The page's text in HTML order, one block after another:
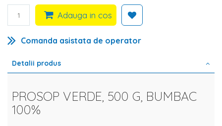
Adauga in cos
Comanda asistata de operator
Detalii produs
PROSOP VERDE, 500 G, BUMBAC
100%